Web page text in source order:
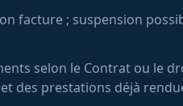
facture ; suspension
selon le Contrat ou le
des prestations déjà